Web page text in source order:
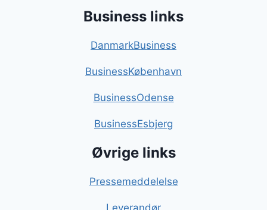
Business links
DanmarkBusiness
BusinessKøbenhavn
BusinessOdense
BusinessEsbjerg
Øvrige links
Pressemeddelelse